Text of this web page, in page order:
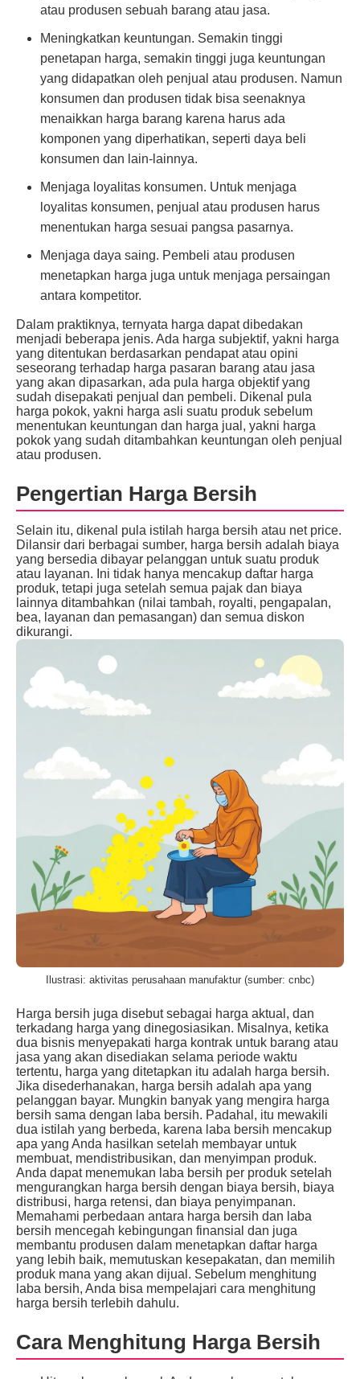
atau produsen sebuah barang atau jasa.
Meningkatkan keuntungan. Semakin tinggi
penetapan harga, semakin tinggi juga keuntungan
yang didapatkan oleh penjual atau produsen. Namun
konsumen dan produsen tidak bisa seenaknya
menaikkan harga barang karena harus ada
komponen yang diperhatikan, seperti daya beli
konsumen dan lain-lainnya.
Menjaga loyalitas konsumen. Untuk menjaga
loyalitas konsumen, penjual atau produsen harus
menentukan harga sesuai pangsa pasarnya.
Menjaga daya saing. Pembeli atau produsen
menetapkan harga juga untuk menjaga persaingan
antara kompetitor.
Dalam praktiknya, ternyata harga dapat dibedakan
menjadi beberapa jenis. Ada harga subjektif, yakni harga
yang ditentukan berdasarkan pendapat atau opini
seseorang terhadap harga pasaran barang atau jasa
yang akan dipasarkan, ada pula harga objektif yang
sudah disepakati penjual dan pembeli. Dikenal pula
harga pokok, yakni harga asli suatu produk sebelum
menentukan keuntungan dan harga jual, yakni harga
pokok yang sudah ditambahkan keuntungan oleh penjual
atau produsen.
Pengertian Harga Bersih
Selain itu, dikenal pula istilah harga bersih atau net price.
Dilansir dari berbagai sumber, harga bersih adalah biaya
yang bersedia dibayar pelanggan untuk suatu produk
atau layanan. Ini tidak hanya mencakup daftar harga
produk, tetapi juga setelah semua pajak dan biaya
lainnya ditambahkan (nilai tambah, royalti, pengapalan,
bea, layanan dan pemasangan) dan semua diskon
dikurangi.
Ilustrasi: aktivitas perusahaan manufaktur (sumber: cnbc)
Harga bersih juga disebut sebagai harga aktual, dan
terkadang harga yang dinegosiasikan. Misalnya, ketika
dua bisnis menyepakati harga kontrak untuk barang atau
jasa yang akan disediakan selama periode waktu
tertentu, harga yang ditetapkan itu adalah harga bersih.
Jika disederhanakan, harga bersih adalah apa yang
pelanggan bayar. Mungkin banyak yang mengira harga
bersih sama dengan laba bersih. Padahal, itu mewakili
dua istilah yang berbeda, karena laba bersih mencakup
apa yang Anda hasilkan setelah membayar untuk
membuat, mendistribusikan, dan menyimpan produk.
Anda dapat menemukan laba bersih per produk setelah
mengurangkan harga bersih dengan biaya bersih, biaya
distribusi, harga retensi, dan biaya penyimpanan.
Memahami perbedaan antara harga bersih dan laba
bersih mencegah kebingungan finansial dan juga
membantu produsen dalam menetapkan daftar harga
yang lebih baik, memutuskan kesepakatan, dan memilih
produk mana yang akan dijual. Sebelum menghitung
laba bersih, Anda bisa mempelajari cara menghitung
harga bersih terlebih dahulu.
Cara Menghitung Harga Bersih